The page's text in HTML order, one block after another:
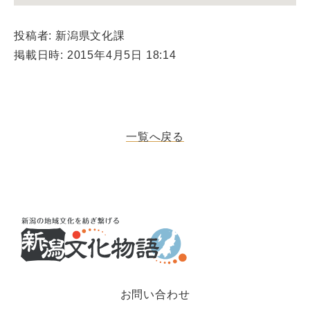
投稿者: 新潟県文化課
掲載日時: 2015年4月5日 18:14
一覧へ戻る
お問い合わせ